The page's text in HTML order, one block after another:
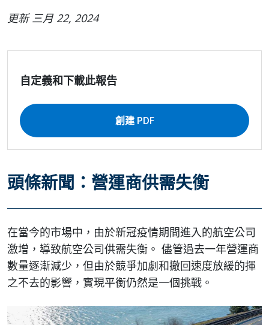
更新 三月 22, 2024
自定義和下載此報告
創建 PDF
頭條新聞：營運商供需失衡
在當今的市場中，由於新冠疫情期間進入的航空公司
激增，導致航空公司供需失衡。 儘管過去一年營運商
數量逐漸減少，但由於競爭加劇和撤回速度放緩的揮
之不去的影響，實現平衡仍然是一個挑戰。